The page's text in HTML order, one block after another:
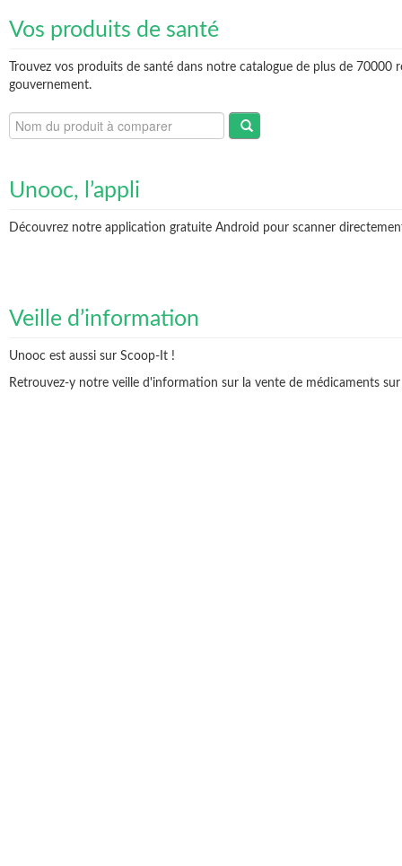
Vos produits de santé
Trouvez vos produits de santé dans notre catalogue de plus de
gouvernement.
Unooc, l’appli
Découvrez notre application gratuite Android pour scanner
Veille d’information
Unooc est aussi sur Scoop-It !
Retrouvez-y notre veille d'information sur la vente de médicaments